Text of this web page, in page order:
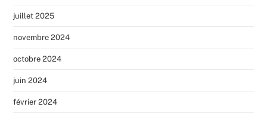
juillet 2025
novembre 2024
octobre 2024
juin 2024
février 2024